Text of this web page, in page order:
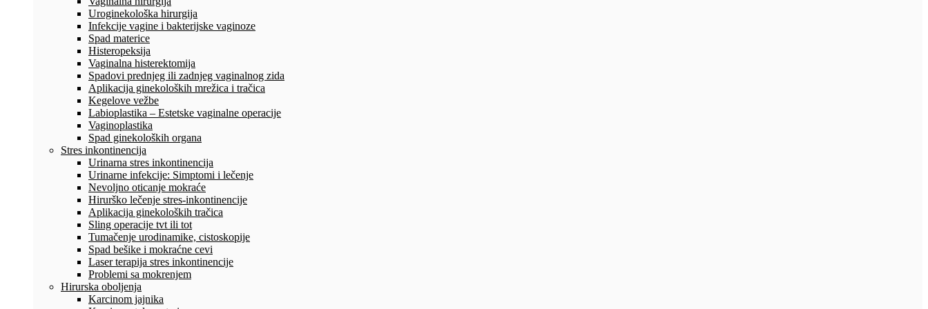
Uroginekološka hirurgija
Infekcije vagine i bakterijske vaginoze
Spad materice
Histeropeksija
Vaginalna histerektomija
Spadovi prednjeg ili zadnjeg vaginalnog zida
Aplikacija ginekoloških mrežica i tračica
Kegelove vežbe
Labioplastika – Estetske vaginalne operacije
Vaginoplastika
Spad ginekoloških organa
Stres inkontinencija
Urinarna stres inkontinencija
Urinarne infekcije: Simptomi i lečenje
Nevoljno oticanje mokraće
Hirurško lečenje stres-inkontinencije
Aplikacija ginekoloških tračica
Sling operacije tvt ili tot
Tumačenje urodinamike, cistoskopije
Spad bešike i mokraćne cevi
Laser terapija stres inkontinencije
Problemi sa mokrenjem
Hirurska oboljenja
Karcinom jajnika